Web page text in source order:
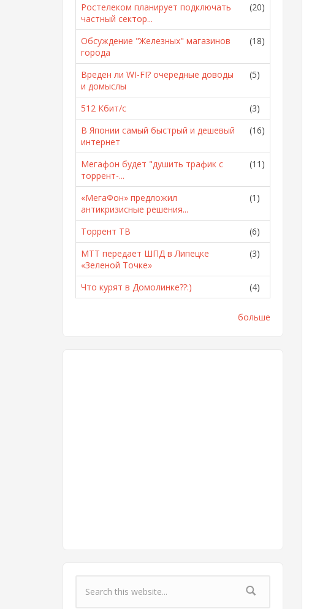
Ростелеком планирует подключать
частный сектор...
(20)
Обсуждение "Железных" магазинов
города
(18)
Вреден ли WI-FI? очередные доводы
и домыслы
(5)
512 Кбит/с
(3)
В Японии самый быстрый и дешевый
интернет
(16)
Мегафон будет "душить трафик с
торрент-...
(11)
«МегаФон» предложил
антикризисные решения...
(1)
Торрент ТВ
(6)
МТТ передает ШПД в Липецке
«Зеленой Точке»
(3)
Что курят в Домолинке??:) (4)
больше
Форма поиска